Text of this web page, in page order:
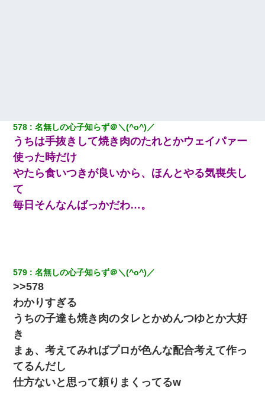
578 名無しの心子知らず＠＼(^o^)／
うちは手抜きして焼き肉のたれとかウェイパァー
使った時だけ
やたら食いつきが良いから、ほんとやる気喪失し
て
毎日そんなんばっかだわ…。
579 名無しの心子知らず＠＼(^o^)／
>>578
わかりすぎる
うちの子達も焼き肉のタレとかめんつゆとか大好
き
まぁ、考えてみればプロが色んな配合考えて作っ
てるんだし
仕方ないと思って頼りまくってるw